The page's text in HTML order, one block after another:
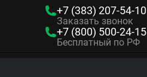
+7 (383) 207-54-10
Заказать звонок
+7 (800) 500-24-15
Бесплатный по РФ